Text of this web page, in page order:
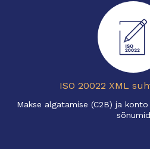
ISO 20022 XML
Makse algatamise (C2B) ja
sõnumid